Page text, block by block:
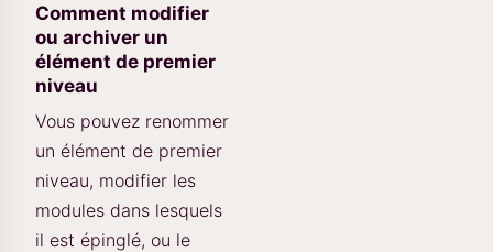
Comment modifier
ou archiver un
élément de premier
niveau
Vous pouvez renommer
un élément de premier
niveau, modifier les
modules dans lesquels
il est épinglé, ou le